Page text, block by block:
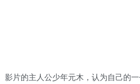
片的主人公少年元木，认为自己的